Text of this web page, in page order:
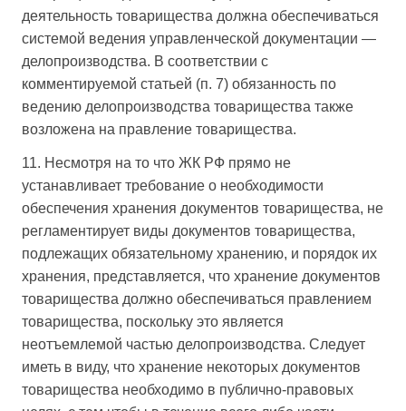
деятельность товарищества должна обеспечиваться
системой ведения управленческой документации —
делопроизводства. В соответствии с
комментируемой статьей (п. 7) обязанность по
ведению делопроизводства товарищества также
возложена на правление товарищества.
11. Несмотря на то что ЖК РФ прямо не
устанавливает требование о необходимости
обеспечения хранения документов товарищества, не
регламентирует виды документов товарищества,
подлежащих обязательному хранению, и порядок их
хранения, представляется, что хранение документов
товарищества должно обеспечиваться правлением
товарищества, поскольку это является
неотъемлемой частью делопроизводства. Следует
иметь в виду, что хранение некоторых документов
товарищества необходимо в публично-правовых